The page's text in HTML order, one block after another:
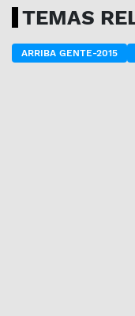
TEMAS
ARRIBA GENTE-2015